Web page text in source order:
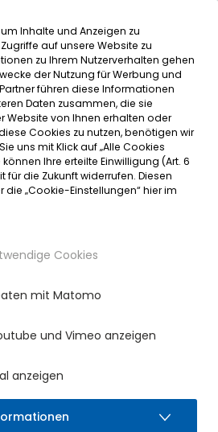
MENÜ
SERVICE
Inhalte und Anzeigen zu
auf unsere Website zu
zu Ihrem Nutzerverhalten gehen
der Nutzung für Werbung und
führen diese Informationen
Daten zusammen, die sie
Website von Ihnen erhalten oder
Cookies zu nutzen, benötigen wir
uns mit Klick auf „Alle Cookies
Ihre erteilte Einwilligung (Art. 6
für die Zukunft widerrufen. Diesen
die „Cookie-Einstellungen“ hier im
Cookies
mit Matomo
und Vimeo anzeigen
anzeigen